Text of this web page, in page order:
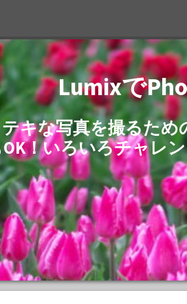
Lumixで
キな写真を撮るた
！いろいろチャレ